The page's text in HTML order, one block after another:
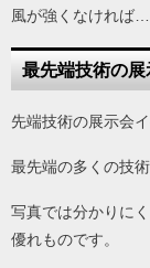
風が強くなければ…
最先端技術の展
先端技術の展示会
最先端の多くの技
写真では分かりに
優れものです。